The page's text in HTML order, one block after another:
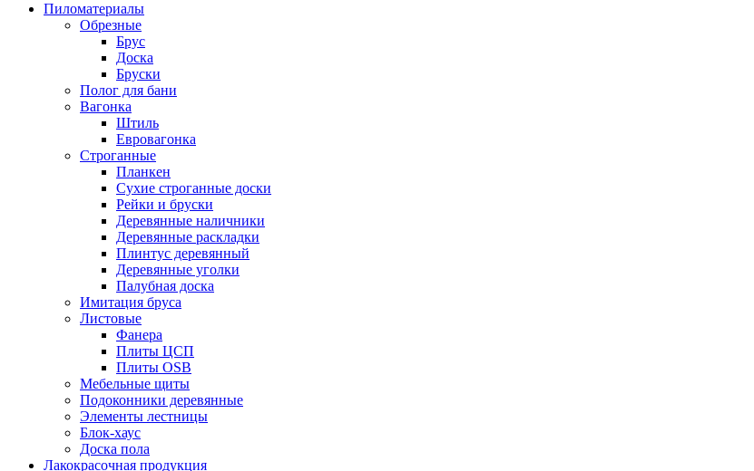
Пиломатериалы
Обрезные
Брус
Доска
Бруски
Полог для бани
Вагонка
Штиль
Евровагонка
Строганные
Планкен
Сухие строганные доски
Рейки и бруски
Деревянные наличники
Деревянные раскладки
Плинтус деревянный
Деревянные уголки
Палубная доска
Имитация бруса
Листовые
Фанера
Плиты ЦСП
Плиты OSB
Мебельные щиты
Подоконники деревянные
Элементы лестницы
Блок-хаус
Доска пола
Лакокрасочная продукция